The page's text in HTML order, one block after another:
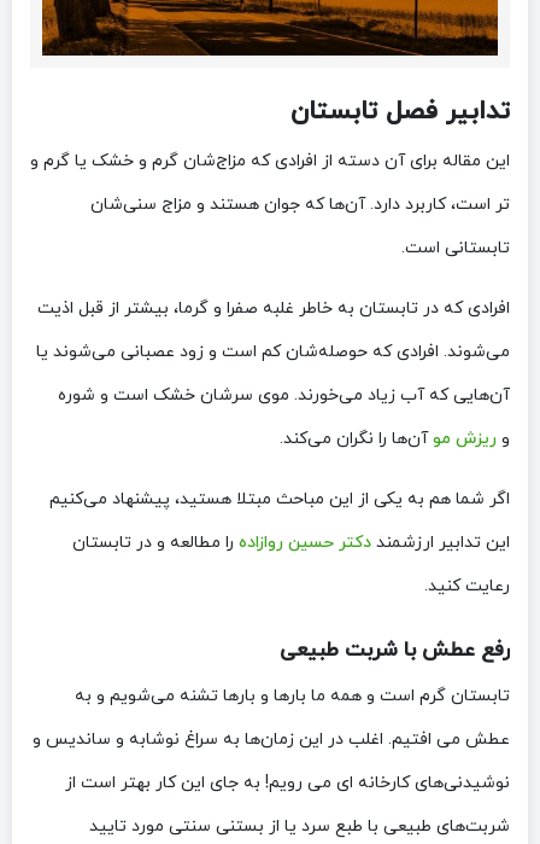
تدابیر فصل تابستان
این مقاله برای آن دسته از افرادی که مزاج‌شان گرم و خشک یا گرم و
تر است، کاربرد دارد. آن‌ها که جوان هستند و مزاج سنی‌شان
تابستانی است.
افرادی که در تابستان به‌ خاطر غلبه صفرا و گرما، بیشتر از قبل اذیت
می‌شوند. افرادی که حوصله‌شان کم است و زود عصبانی می‌شوند یا
آن‌هایی که آب زیاد می‌خورند. موی سرشان خشک است و شوره
و ریزش موآن‌ها را نگران می‌کند.
اگر شما هم به یکی از این مباحث مبتلا هستید، پیشنهاد می‌کنیم
این تدابیر ارزشمند دکتر حسین روازاده را مطالعه و در تابستان
رعایت کنید.
رفع عطش با شربت طبیعی
تابستان گرم است و همه ما بارها و بارها تشنه می‌شویم و به
عطش می افتیم. اغلب در این زمان‌ها به سراغ نوشابه و ساندیس و
نوشیدنی‌های کارخانه ای می رویم! به جای این کار بهتر است از
شربت‌های طبیعی با طبع سرد یا از بستنی سنتی مورد تایید